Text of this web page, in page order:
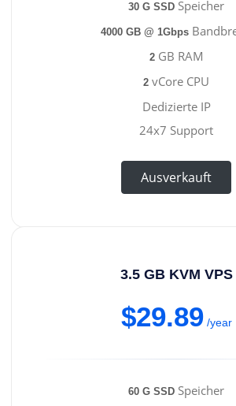
30 G SSD Speicher
4000 GB @ 1Gbps
2GB RAM
2 vCore CPU
Dedizierte IP
24x7 Support
Ausverkauft
3.5 GB KVM VPS
$29.89 /year
60 G SSD Speicher